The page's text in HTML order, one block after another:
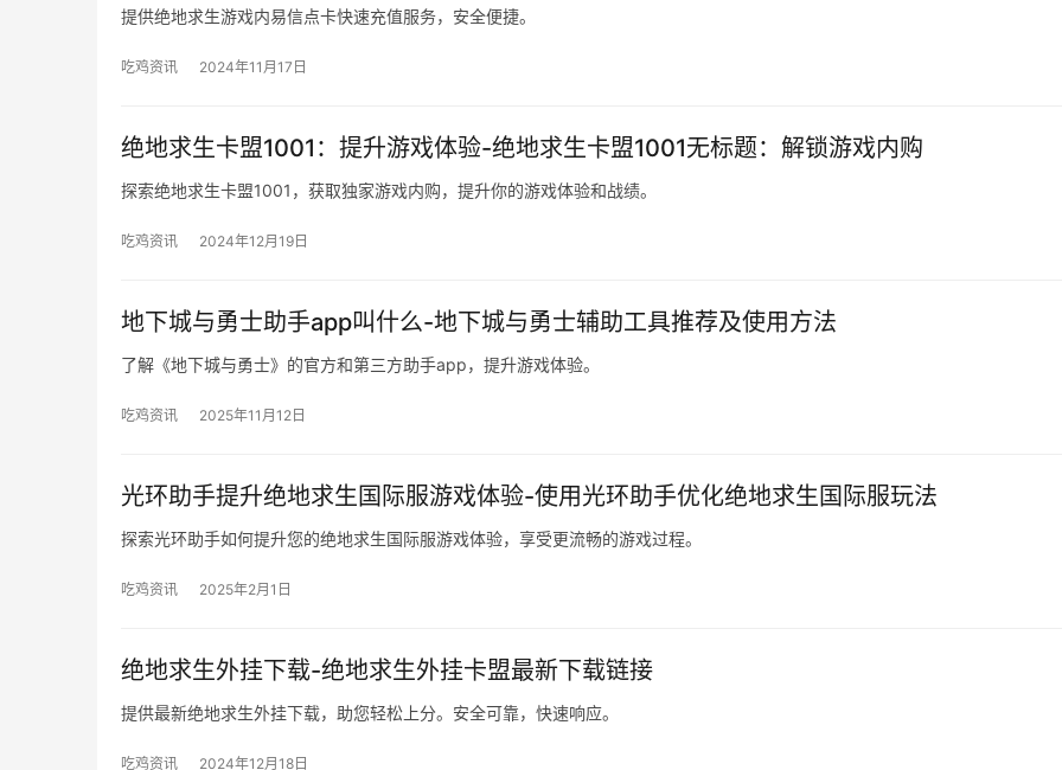
提供绝地求生游戏内易信点卡快速充值服务，安全便捷。
吃鸡资讯 2024年11月17日
绝地求生卡盟1001：提升游戏体验-绝地求生卡盟1001无标题：解锁游戏内购
探索绝地求生卡盟1001，获取独家游戏内购，提升你的游戏体验和战绩。
吃鸡资讯 2024年12月19日
地下城与勇士助手app叫什么-地下城与勇士辅助工具推荐及使用方法
了解《地下城与勇士》的官方和第三方助手app，提升游戏体验。
吃鸡资讯 2025年11月12日
光环助手提升绝地求生国际服游戏体验-使用光环助手优化绝地求生国际服玩法
探索光环助手如何提升您的绝地求生国际服游戏体验，享受更流畅的游戏过程。
吃鸡资讯 2025年2月1日
绝地求生外挂下载-绝地求生外挂卡盟最新下载链接
提供最新绝地求生外挂下载，助您轻松上分。安全可靠，快速响应。
吃鸡资讯 2024年12月18日